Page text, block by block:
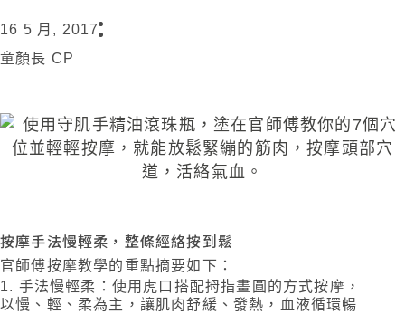
16 5 月, 2017
童顏長 CP
按摩手法慢輕柔，整條經絡按到鬆
官師傅按摩教學的重點摘要如下：
手法慢輕柔：使用虎口搭配拇指畫圓的方式按摩，
以慢、輕、柔為主，讓肌肉舒緩、發熱，血液循環暢